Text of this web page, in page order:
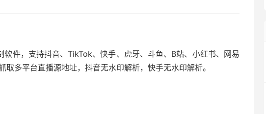
软件，支持抖音、TikTok、快手、虎牙、斗鱼、B站、小红书、网易
多平台直播源地址，抖音无水印解析，快手无水印解析。